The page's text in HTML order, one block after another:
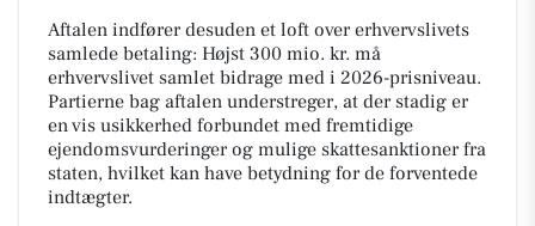
Aftalen indfører desuden et loft over erhvervslivets
samlede betaling: Højst 300 mio. kr. må
erhvervslivet samlet bidrage med i 2026-prisniveau.
Partierne bag aftalen understreger, at der stadig er
en vis usikkerhed forbundet med fremtidige
ejendomsvurderinger og mulige skattesanktioner fra
staten, hvilket kan have betydning for de forventede
indtægter.